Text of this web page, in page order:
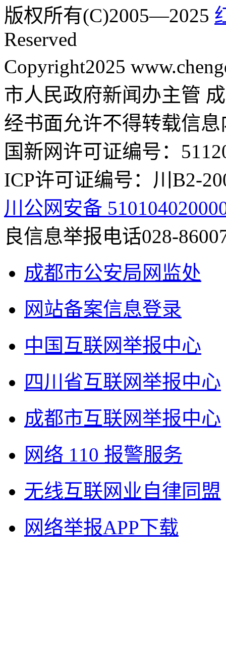
版权所有(C)2005—2025
Reserved
Copyright2025
市人民政府新闻办主管
经书面允许不得转载信
国新网许可证编号：
ICP许可证编号：川B2-
川公网安备
良信息举报电话028-
成都市公安局网监处
网站备案信息登录
中国互联网举报中心
四川省互联网举报中心
成都市互联网举报中心
网络 110 报警服务
无线互联网业自律同盟
网络举报APP下载